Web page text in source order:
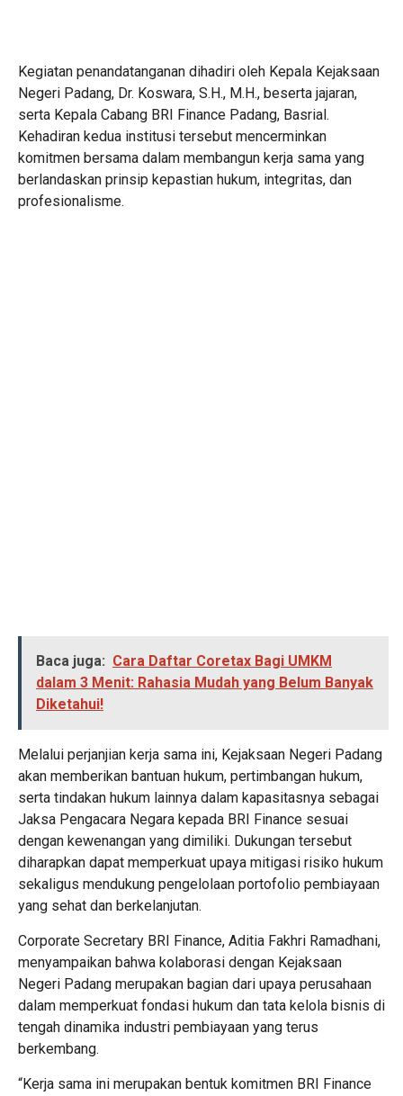
Kegiatan penandatanganan dihadiri oleh Kepala Kejaksaan
Negeri Padang, Dr. Koswara, S.H., M.H., beserta jajaran,
serta Kepala Cabang BRI Finance Padang, Basrial.
Kehadiran kedua institusi tersebut mencerminkan
komitmen bersama dalam membangun kerja sama yang
berlandaskan prinsip kepastian hukum, integritas, dan
profesionalisme.
Baca juga: Cara Daftar Coretax Bagi UMKM
dalam 3 Menit: Rahasia Mudah yang Belum Banyak
Diketahui!
Melalui perjanjian kerja sama ini, Kejaksaan Negeri Padang
akan memberikan bantuan hukum, pertimbangan hukum,
serta tindakan hukum lainnya dalam kapasitasnya sebagai
Jaksa Pengacara Negara kepada BRI Finance sesuai
dengan kewenangan yang dimiliki. Dukungan tersebut
diharapkan dapat memperkuat upaya mitigasi risiko hukum
sekaligus mendukung pengelolaan portofolio pembiayaan
yang sehat dan berkelanjutan.
Corporate Secretary BRI Finance, Aditia Fakhri Ramadhani,
menyampaikan bahwa kolaborasi dengan Kejaksaan
Negeri Padang merupakan bagian dari upaya perusahaan
dalam memperkuat fondasi hukum dan tata kelola bisnis di
tengah dinamika industri pembiayaan yang terus
berkembang.
“Kerja sama ini merupakan bentuk komitmen BRI Finance